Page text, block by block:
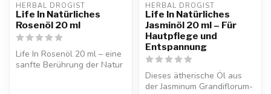
HERBAL DROGIST
Life In Natürliches
Rosenöl 20 ml
Life In Rosenöl 20 ml – eine
sanfte Berührung der Natur
HERBAL DROGIST
Life In Natürliches
Jasminöl 20 ml – Für
Hautpflege und
Entspannung
Dieses ätherische Öl aus
der Jasminum Grandiflorum-